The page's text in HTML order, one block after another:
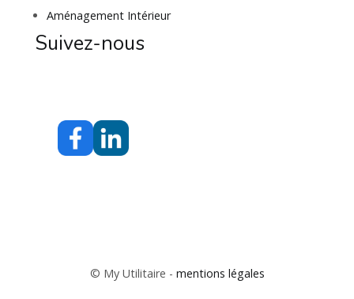
Aménagement Intérieur
Suivez-nous
© My Utilitaire - mentions légales